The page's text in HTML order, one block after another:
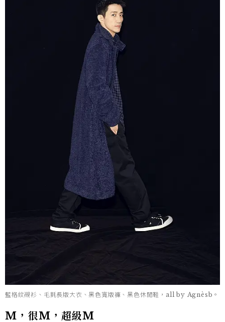
藍格紋襯衫、毛氈長版大衣、黑色寬版褲、黑色休閒鞋，all by Agnèsb。
M ，很M ，超級M